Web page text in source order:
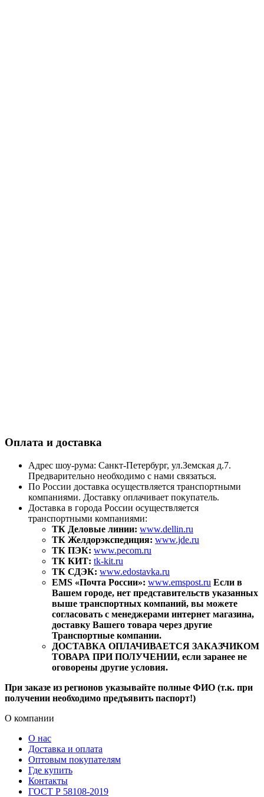
Оплата и доставка
Адрес шоу-рума: Санкт-Петербург, ул.Земская д.7.
Предварительно необходимо с нами связаться.
По России доставка осуществляется транспортными
компаниями. Доставку оплачивает покупатель.
Доставка в города России осуществляется
транспортными компаниями:
ТК Деловые линии: www.dellin.ru
ТК Желдорэкспедиция: www.jde.ru
ТК ПЭК: www.pecom.ru
ТК КИТ: tk-kit.ru
ТК СДЭК: www.edostavka.ru
EMS «Почта России»: www.emspost.ru Если в
Вашем городе, нет представительств указанных
выше транспортных компаний, вы можете
согласовать с менеджерами интернет магазина,
доставку Вашего товара через другие
Транспортные компании.
ДОСТАВКА ОПЛАЧИВАЕТСЯ ЗАКАЗЧИКОМ
ТОВАРА ПРИ ПОЛУЧЕНИИ, если заранее не
оговорены другие условия.
При заказе из регионов указывайте полные ФИО (т.к. при
получении необходимо предъявить паспорт!)
О компании
О нас
Доставка и оплата
Оптовым покупателям
Где купить
Контакты
ГОСТ Р 58108-2019